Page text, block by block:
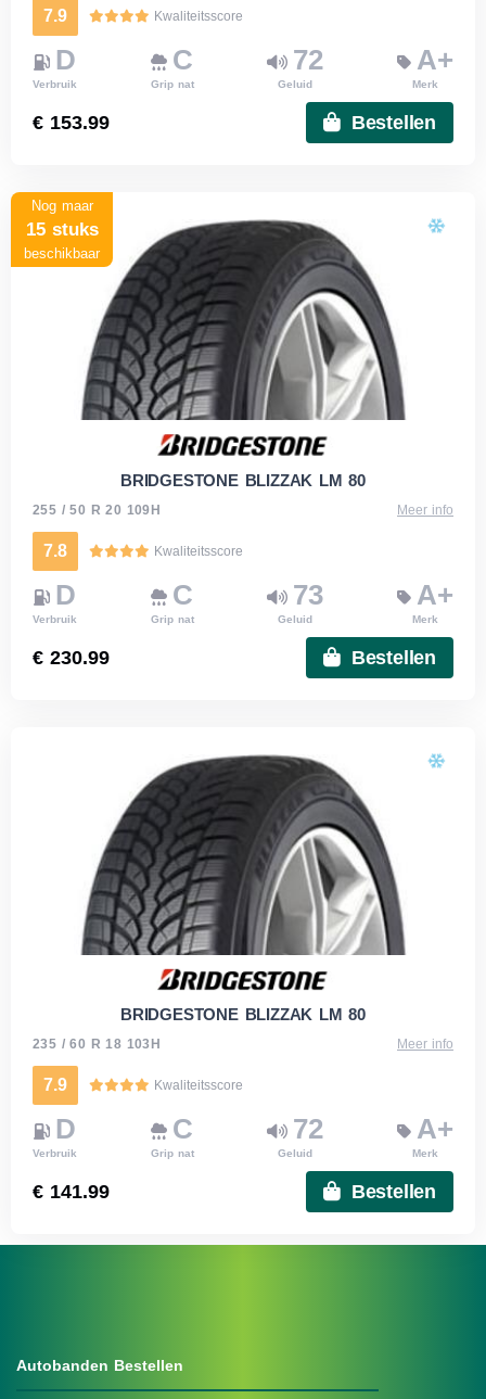
7.9 Kwaliteitsscore
D
Verbruik
C
Grip nat
72
Geluid
A+
Merk
€ 153.99 Bestellen
Nog maar
15 stuks
beschikbaar
BRIDGESTONE BLIZZAK LM 80
255 / 50 R 20 109H Meer info
7.8 Kwaliteitsscore
D
Verbruik
C
Grip nat
73
Geluid
A+
Merk
€ 230.99 Bestellen
BRIDGESTONE BLIZZAK LM 80
235 / 60 R 18 103H Meer info
7.9 Kwaliteitsscore
D
Verbruik
C
Grip nat
72
Geluid
A+
Merk
€ 141.99 Bestellen
Autobanden Bestellen